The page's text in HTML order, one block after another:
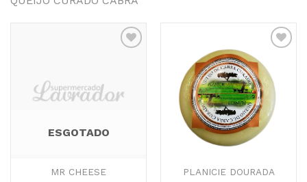
Favoritos
ESGOTADO
MR CHEESE
Adicionar
aos
Favoritos
PLANICIE DOURADA